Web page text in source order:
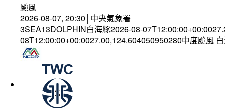
颱風
2026-08-07, 20:30│中央氣象署
3SEA13DOLPHIN白海豚2026-08-
08T12:00:00+00:0027.00,124.604050950280中度颱風